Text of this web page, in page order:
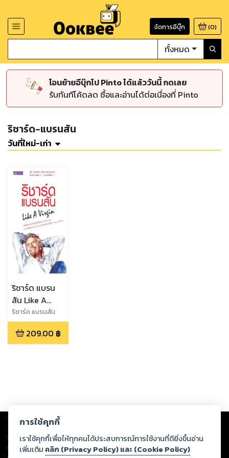
จัดการอีบุ๊ก (0)
ทั้งหมด
โอนย้ายอีบุ๊กไป Pinto ได้แล้ววันนี้ กดเลย
รับทันทีโค้ดลด ซื้อและอ่านได้ต่อเนื่องที่ Pinto
ริชาร์ด-แบรนสัน
วันที่ใหม่-เก่า
ริชาร์ด แบรน
สัน Like A
Virgin
ริชาร์ด แบรนสัน
209.00 ฿
Copyright © 2026
ต่อผลงานหรือเนื้อหาใดที่อัปโหลดผ่านเว็บไซต์และปรากฏว่าละเมิดสิทธิใน
ทรัพย์สินทางปัญญาของบุคคลอื่นหรือขัดต่อกฎหมายและศีลธรรม ดังนั้น ผู้อ่าน
ทุกท่านโปรดใช้วิจารณญาณในการกลั่นกรองด้วยตนเอง และหากท่านพบว่าส่วน
การใช้คุกกี้
เราใช้คุกกี้เพื่อให้ทุกคนได้ประสบการณ์การใช้งานที่ดียิ่งขึ้นอ่าน
เพิ่มเติม คลิก (Privacy Policy) และ (Cookie Policy)